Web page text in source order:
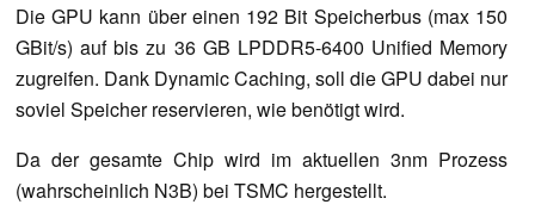
Die GPU kann über einen 192 Bit Speicherbus (max 150
GBit/s) auf bis zu 36 GB LPDDR5-6400 Unified Memory
zugreifen. Dank Dynamic Caching, soll die GPU dabei nur
soviel Speicher reservieren, wie benötigt wird.
Da der gesamte Chip wird im aktuellen 3nm Prozess
(wahrscheinlich N3B) bei TSMC hergestellt.